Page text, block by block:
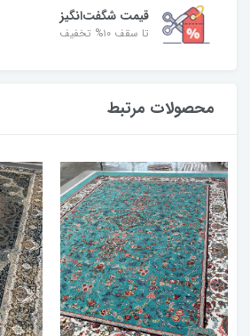
قیمت شگفت‌انگیز
تا سقف ۱۰% تخفیف
محصولات مرتبط